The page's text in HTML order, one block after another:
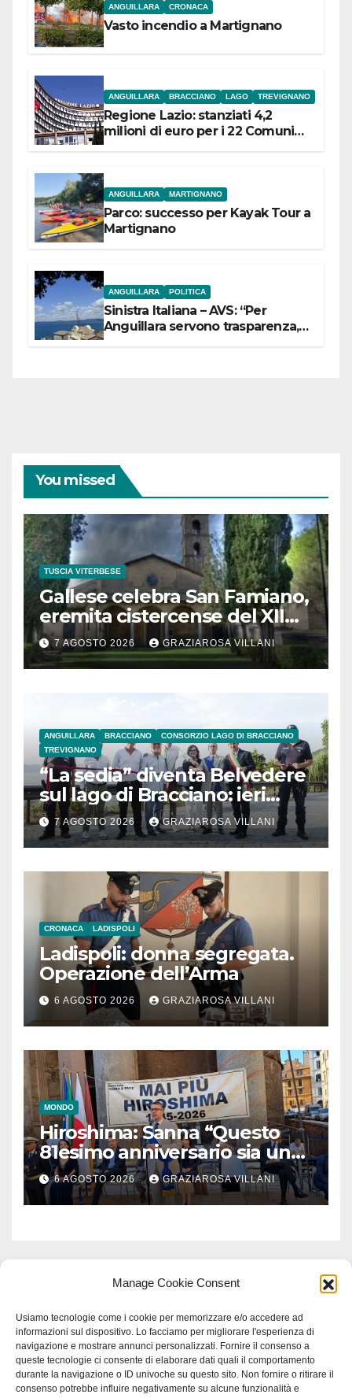
Manage Cookie Consent
Usiamo tecnologie come i cookie per memorizzare e/o accedere ad
informazioni sul dispositivo. Lo facciamo per migliorare l'esperienza di
navigazione e mostrare annunci personalizzati. Fornire il consenso a
queste tecnologie ci consente di elaborare dati quali il comportamento
durante la navigazione o ID univoche su questo sito. Non fornire o ritirare il
consenso potrebbe influire negativamente su alcune funzionalità e
ANGUILLARA CRONACA
Vasto incendio a Martignano
ANGUILLARA BRACCIANO LAGO TREVIGNANO
Regione Lazio: stanziati 4,2
milioni di euro per i 22 Comuni
ANGUILLARA MARTIGNANO
Parco: successo per Kayak Tour a
Martignano
ANGUILLARA POLITICA
Sinistra Italiana – AVS: “Per
Anguillara servono trasparenza,
You missed
TUSCIA VITERBESE
Gallese celebra San Famiano,
eremita cistercense del XII
secolo
7 AGOSTO 2026 GRAZIAROSA VILLANI
ANGUILLARA BRACCIANO
CONSORZIO LAGO DI BRACCIANO
TREVIGNANO
“La sedia” diventa Belvedere
sul lago di Bracciano: ieri
l’inaugurazione
7 AGOSTO 2026 GRAZIAROSA VILLANI
CRONACA LADISPOLI
Ladispoli: donna segregata.
Operazione dell’Arma
6 AGOSTO 2026 GRAZIAROSA VILLANI
MONDO
Hiroshima: Sanna “Questo
81esimo anniversario sia un
monito per tutti”
6 AGOSTO 2026 GRAZIAROSA VILLANI